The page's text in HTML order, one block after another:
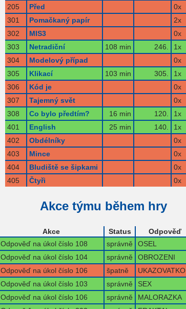
205
Před
0x
301
Pomačkaný papír
2x
302
MIS3
0x
303
Netradiční 108 min 246.
1x
304
Modelový případ
0x
305
Klikací 103 min 305.
1x
306
Kód je
0x
307
Tajemný svět
0x
308
Co bylo předtím? 16 min 120.
1x
401
English 25 min 140.
1x
402
Obdélníky
0x
403
Mince
0x
404
Bludiště se šipkami
0x
405
Čtyři 0x
Akce týmu během hry
Akce Status Odpověď
Odpověď na úkol číslo 108 správně OSEL
Odpověď na úkol číslo 104 správně OBROZENI
Odpověď na úkol číslo 106 špatně UKAZOVATKO
Odpověď na úkol číslo 103 správně SEX
Odpověď na úkol číslo 106 správně MALORAZKA